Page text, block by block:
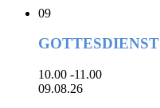
09
GOTTESDIENST
10.00 -11.00
09.08.26